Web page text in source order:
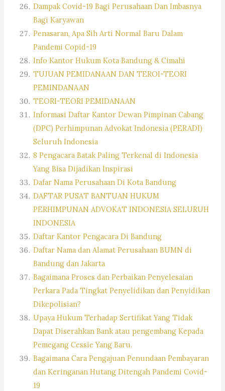
Dampak Covid-19 Bagi Perusahaan Dan Imbasnya
Bagi Karyawan
Penasaran, Apa Sih Arti Normal Baru Dalam
Pandemi Copid-19
Info Kantor Hukum Kota Bandung & Cimahi
TUJUAN PEMIDANAAN DAN TEROI-TEORI
PEMINDANAAN
TEORI-TEORI PEMIDANAAN
Informasi Daftar Kantor Dewan Pimpinan Cabang
(DPC) Perhimpunan Advokat Indonesia (PERADI)
Seluruh Indonesia
8 Pengacara Batak Paling Terkenal di Indonesia
Yang Bisa Dijadikan Inspirasi
Dafar Nama Perusahaan Di Kota Bandung
DAFTAR PUSAT BANTUAN HUKUM
PERHIMPUNAN ADVOKAT INDONESIA SELURUH
INDONESIA
Daftar Kantor Pengacara Di Bandung
Daftar Nama dan Alamat Perusahaan BUMN di
Bandung dan Jakarta
Bagaimana Proses dan Perbaikan Penyelesaian
Perkara Pada Tingkat Penyelidikan dan Penyidikan
Dikepolisian?
Upaya Hukum Terhadap Sertifikat Yang Tidak
Dapat Diserahkan Bank atau pengembang Kepada
Pemegang Cessie Yang Baru.
Bagaimana Cara Pengajuan Penundaan Pembayaran
dan Keringanan Hutang Ditengah Pandemi Covid-
19